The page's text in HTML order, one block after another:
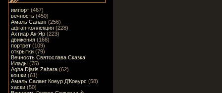
импорт (467)
вечность (450)
Амаль Саланг (256)
афган-коллекция (228)
Ахтиар Ак-Яр (223)
движения (168)
портрет (109)
открытки (79)
Вечность Святослава Сказка
Илады (75)
Agha Djaris Zahara (62)
кошки (61)
Амаль Саланг Коеур Д'Коеурс (58)
хаски (50)